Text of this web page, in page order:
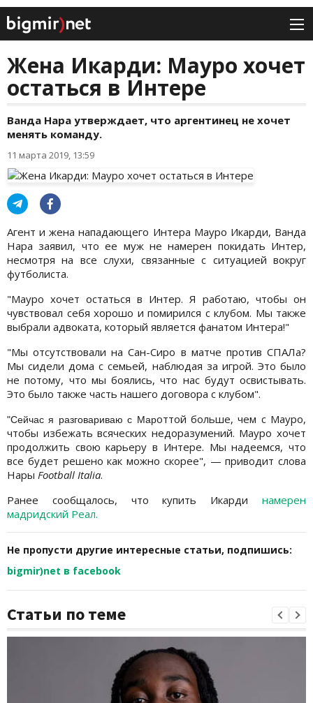
Жена Икарди: Мауро хочет
остаться в Интере
Ванда Нара утверждает, что аргентинец не хочет
менять команду.
11 марта 2019, 13:59
Агент и жена нападающего Интера Мауро Икарди, Ванда
Нара заявил, что ее муж не намерен покидать Интер,
несмотря на все слухи, связанные с ситуацией вокруг
футболиста.
"Мауро хочет остаться в Интер. Я работаю, чтобы он
чувствовал себя хорошо и помирился с клубом. Мы также
выбрали адвоката, который является фанатом Интера!"
"Мы отсутствовали на Сан-Сиро в матче против СПАЛа?
Мы сидели дома с семьей, наблюдая за игрой. Это было
не потому, что мы боялись, что нас будут освистывать.
Это было также часть нашего договора с клубом".
"Сейчас я разговариваю с Мароттой больше, чем с Мауро,
чтобы избежать всяческих недоразумений. Мауро хочет
продолжить свою карьеру в Интере. Мы надеемся, что
все будет решено как можно скорее", — приводит слова
Нары Football Italia.
Ранее сообщалось, что купить Икарди намерен
мадридский Реал.
Не пропусти другие интересные статьи, подпишись:
bigmir)net в facebook
Статьи по теме